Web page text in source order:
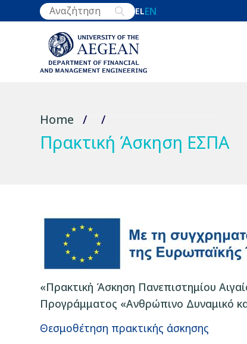
to
ELEN
Breadcrumb
Home
Πρακτική Άσκηση ΕΣΠΑ
«Πρακτική Άσκηση Πανεπιστημίου
Προγράμματος «Ανθρώπινο Δυναμικό
Θεσμοθέτηση πρακτικής άσκησης